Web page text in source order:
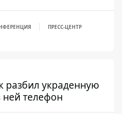
ПРЕСС-ЦЕНТР
разбил украденную
телефон